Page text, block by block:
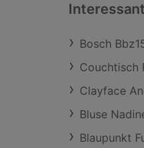
Bosch
Couchtisch
Clayface
Bluse
Blaupunkt